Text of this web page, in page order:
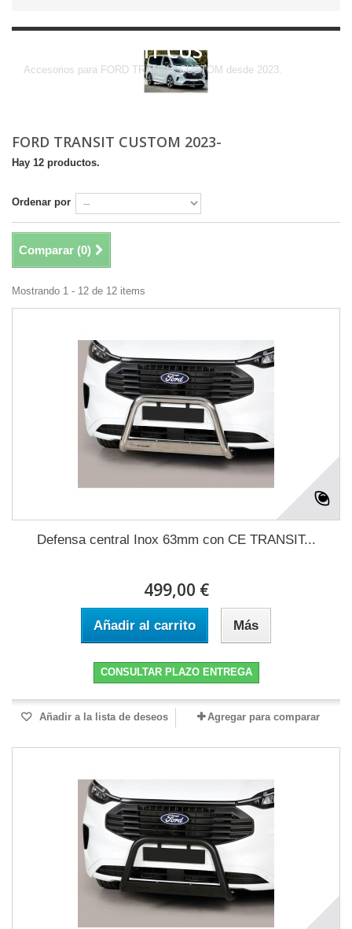
FORD TRANSIT CUSTOM 2023-
Accesorios para FORD TRANSIT CUSTOM desde 2023.
FORD TRANSIT CUSTOM 2023-
Hay 12 productos.
Ordenar por
Comparar (0)
Mostrando 1 - 12 de 12 items
Defensa central Inox 63mm con CE TRANSIT...
499,00 €
Añadir al carrito Más
CONSULTAR PLAZO ENTREGA
Añadir a la lista de deseos Agregar para comparar